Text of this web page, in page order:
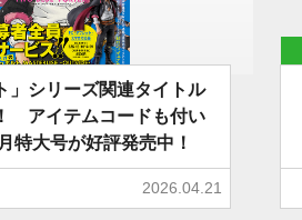
」シリーズ関連タイトル
アイテムコードも付い
特大号が好評発売中！
2026.04.21